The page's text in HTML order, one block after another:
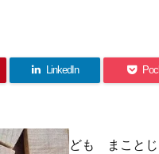
LinkedIn
ども まことじ